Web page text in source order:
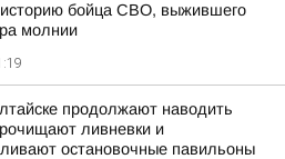
бойца СВО, выжившего
молнии
продолжают наводить
ливневки и
остановочные павильоны